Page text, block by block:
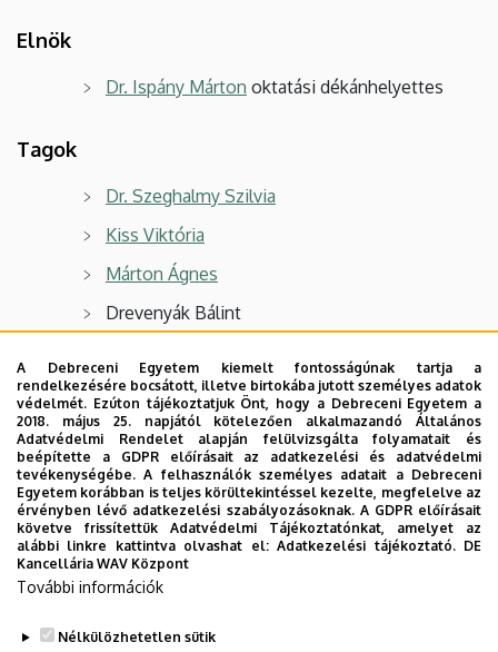
Informatikai
Elnök
Dr. Ispány Márton oktatási dékánhelyettes
Tagok
Dr. Szeghalmy Szilvia
Kiss Viktória
Márton Ágnes
Drevenyák Bálint
Hasznos linkek
A Debreceni Egyetemoldalaa
fogyatékossággal élőknek.
A Debreceni Egyetem Hallgatói
Esélyegyenlőséget és Egyenlő Bánásmódot
Biztosító Szabályzata
DE Mentálhigiénés és Esélyegyenlőségi
A Debreceni Egyetem kiemelt fontosságúnak tartja a
rendelkezésére bocsátott, illetve birtokába jutott személyes adatok
védelmét. Ezúton tájékoztatjuk Önt, hogy a Debreceni Egyetem a
2018. május 25. napjától kötelezően alkalmazandó Általános
Adatvédelmi Rendelet alapján felülvizsgálta folyamatait és
beépítette a GDPR előírásait az adatkezelési és adatvédelmi
tevékenységébe. A felhasználók személyes adatait a Debreceni
Egyetem korábban is teljes körültekintéssel kezelte, megfelelve az
érvényben lévő adatkezelési szabályozásoknak. A GDPR előírásait
követve frissítettük Adatvédelmi Tájékoztatónkat, amelyet az
alábbi linkre kattintva olvashat el:Adatkezelési tájékoztató. DE
Kancellária WAV Központ
További információk
Nélkülözhetetlen sütik